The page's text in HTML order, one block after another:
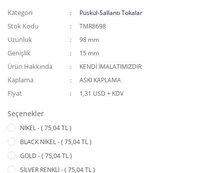
Kategori Püskül-Sallantı Tokalar
Stok Kodu TMR8698
Uzunluk 98 mm
Genişlik 15 mm
Ürün Hakkında KENDİ İMALATIMIZDIR
Kaplama ASKI KAPLAMA
Fiyat 1,31 USD + KDV
Seçenekler
NİKEL - ( 75,04 TL )
BLACK NİKEL - ( 75,04 TL )
GOLD - ( 75,04 TL )
SİLVER RENKLİ - ( 75,04 TL )